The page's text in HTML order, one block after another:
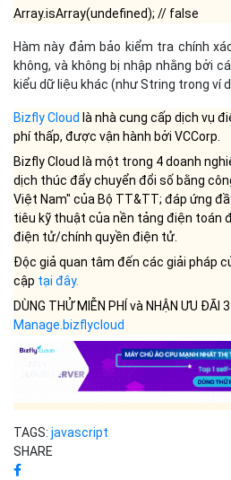
Array.isArray(undefined); // false
Hàm này đảm bảo kiểm tra chính
không, và không bị nhập nhằng bởi
kiểu dữ liệu khác (như String trong ví
Bizfly Cloud là nhà cung cấp dịch vụ
phí thấp, được vận hành bởi VCCorp.
Bizfly Cloud là một trong 4 doanh
dịch thúc đẩy chuyển đổi số bằng
Việt Nam" của Bộ TT&TT; đáp ứng
tiêu kỹ thuật của nền tảng điện toán
điện tử/chính quyền điện tử.
Độc giả quan tâm đến các giải pháp
cập tại đây.
DÙNG THỬ MIỄN PHÍ và NHẬN ƯU ĐÃI
Manage.bizflycloud
TAGS: javascript
SHARE